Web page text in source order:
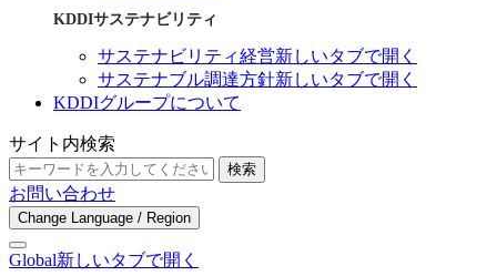
KDDIサステナビリティ
サステナビリティ経営新しいタブで開く
サステナブル調達方針新しいタブで開く
KDDIグループについて
サイト内検索
検索
お問い合わせ
Change Language / Region
Global新しいタブで開く